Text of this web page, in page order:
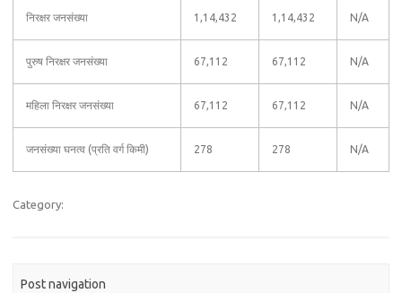
निरक्षर जनसंख्या 1,14,432 1,14,432 N/A
पुरुष निरक्षर जनसंख्या 67,112 67,112 N/A
महिला निरक्षर जनसंख्या 67,112 67,112 N/A
जनसंख्या घनत्व (प्रति वर्ग किमी) 278 278 N/A
Category:
Post navigation